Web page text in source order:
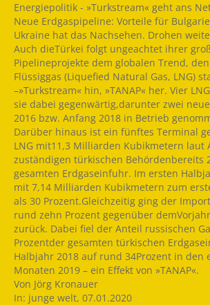
Energiepolitik - »Turkstream« geht ans
Neue Erdgaspipeline: Vorteile für
Ukraine hat das Nachsehen. Drohen
Auch dieTürkei folgt ungeachtet ihrer
Pipelineprojekte dem globalen Trend,
Flüssiggas (Liquefied Natural Gas, LNG)
–»Turkstream« hin, »TANAP« her. Vier
sie dabei gegenwärtig,darunter zwei
2016 bzw. Anfang 2018 in Betrieb
Darüber hinaus ist ein fünftes Terminal
LNG mit11,3 Milliarden Kubikmetern laut
zuständigen türkischen Behördenbereits
gesamten Erdgaseinfuhr. Im ersten
mit 7,14 Milliarden Kubikmetern zum
als 30 Prozent.Gleichzeitig ging der
rund zehn Prozent gegenüber
zurück. Dabei fiel der Anteil russischen
Prozentder gesamten türkischen
Halbjahr 2018 auf rund 34Prozent in den
Monaten 2019 – ein Effekt von »TANAP«.
Von Jörg Kronauer
In: junge welt, 07.01.2020